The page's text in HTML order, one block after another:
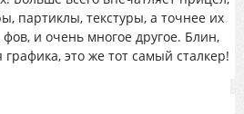
партиклы, текстуры, а точнее их
и очень многое другое. Блин,
это же тот самый сталкер!